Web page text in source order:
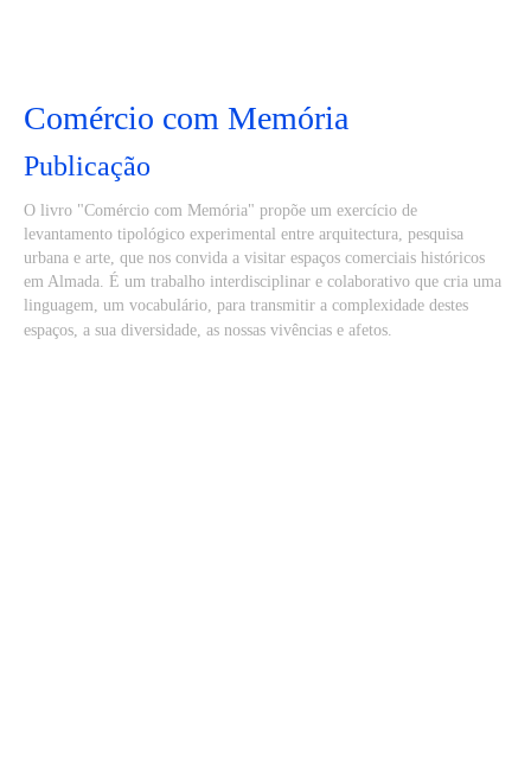
Comércio com Memória
Publicação
O livro "Comércio com Memória" propõe um exercício de
levantamento tipológico experimental entre arquitectura, pesquisa
urbana e arte, que nos convida a visitar espaços comerciais históricos
em Almada. É um trabalho interdisciplinar e colaborativo que cria uma
linguagem, um vocabulário, para transmitir a complexidade destes
espaços, a sua diversidade, as nossas vivências e afetos.